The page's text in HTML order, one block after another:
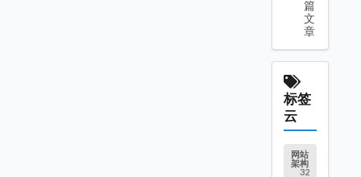
篇
文
章
标签
云
网站
架构
32